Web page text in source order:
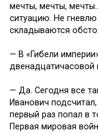
мечты, мечты,
ситуацию. Не
складываются
— В «Гибели
двенадцатичасовой
— Да. Сегодня все
Иванович
первый раз попал в
Первая мировая